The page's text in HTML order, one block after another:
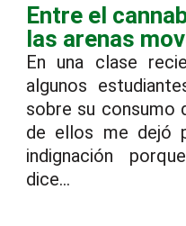
Entre el
las arenas
En una clase
algunos
sobre su consumo
de ellos me dejó
indignación
dice...